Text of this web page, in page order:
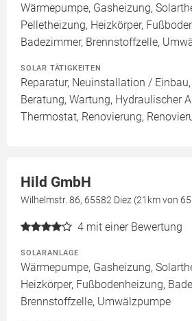
Wärmepumpe, Gasheizung,
Pelletheizung, Heizkörper,
Badezimmer, Brennstoffzelle,
SOLAR TÄTIGKEITEN
Reparatur, Neuinstallation /
Beratung, Wartung, Hydraulischer
Thermostat, Renovierung,
Hild GmbH
Wilhelmstr. 86, 65582 Diez (21km von
4 mit einer Bewertung
SOLARANLAGE
Wärmepumpe, Gasheizung,
Heizkörper, Fußbodenheizung,
Brennstoffzelle, Umwälzpumpe